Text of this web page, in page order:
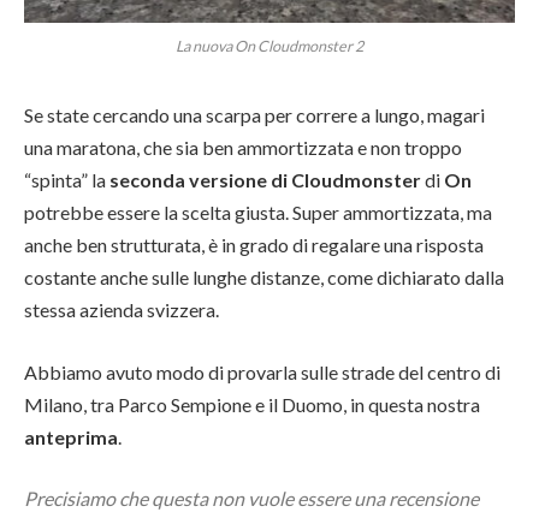
La nuova On Cloudmonster 2
Se state cercando una scarpa per correre a lungo, magari
una maratona, che sia ben ammortizzata e non troppo
“spinta” la seconda versione di Cloudmonsterdi On
potrebbe essere la scelta giusta. Super ammortizzata, ma
anche ben strutturata, è in grado di regalare una risposta
costante anche sulle lunghe distanze, come dichiarato dalla
stessa azienda svizzera.
Abbiamo avuto modo di provarla sulle strade del centro di
Milano, tra Parco Sempione e il Duomo, in questa nostra
anteprima
Precisiamo che questa non vuole essere una recensione